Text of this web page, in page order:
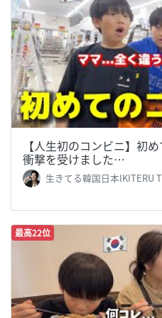
【人生初のコンビニ】初
衝撃を受けました…
生きてる韓国日本IKITERU
最高22位